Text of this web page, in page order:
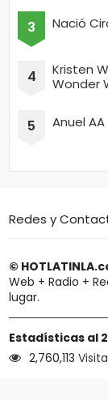
Nació
Kristen
Wonder
Redes y
©
Web + Radio +
lugar.
Estadísticas al
2,760,113